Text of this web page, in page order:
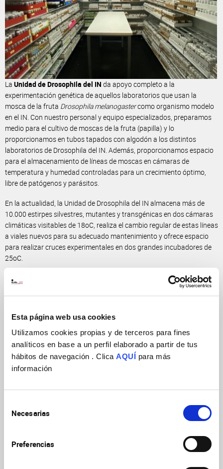
Esta página web usa cookies
Utilizamos cookies propias y de terceros para fines
analíticos en base a un perfil elaborado a partir de tus
hábitos de navegación . Clica AQUÍ para más
información
Necesarias
Preferencias
La Unidad de Drosophila del IN da apoyo completo a la
experimentación genética de aquellos laboratorios que usan la
mosca de la fruta Drosophila melanogastercomo organismo modelo
en el IN. Con nuestro personal y equipo especializados, preparamos
medio para el cultivo de moscas de la fruta (papilla) y lo
proporcionamos en tubos tapados con algodón a los distintos
laboratorios de Drosophila del IN. Además, proporcionamos espacio
para el almacenamiento de líneas de moscas en cámaras de
temperatura y humedad controladas para un crecimiento óptimo,
libre de patógenos y parásitos.
En la actualidad, la Unidad de Drosophila del IN almacena más de
10.000 estirpes silvestres, mutantes y transgénicas en dos cámaras
climáticas visitables de 18oC, realiza el cambio regular de estas líneas
a viales nuevos para su adecuado mantenimiento y ofrece espacio
para realizar cruces experimentales en dos grandes incubadores de
25oC.
Finalmente, la Unidad de Drosophila lleva a cabo ensayos
conductuales bajo condiciones controladas de temperatura,
entrenado que disponga de su propio equipo para el ensayo
conductual específico a realizar o el uso asistido por personal
especializado con equipo específico disponible en la habitación (fly
pads, sensores de ritmo circadiano, FlyGear, etc.).
Técnicos: